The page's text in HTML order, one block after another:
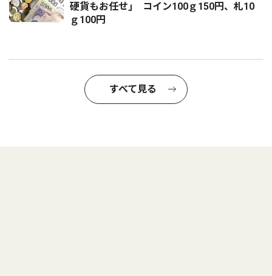
硬貨もお任せ｣ コイン100ｇ150円、札10
ｇ100円
すべて見る